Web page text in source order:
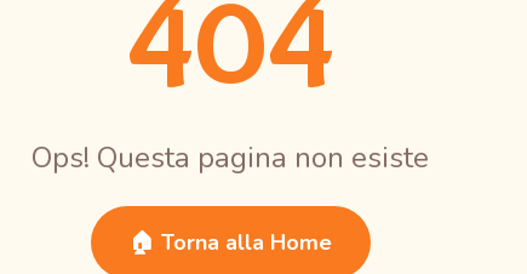
404
Ops! Questa pagina non esiste
🏠 Torna alla Home